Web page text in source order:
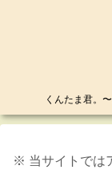
くんたま君。
※ 当サイトでは